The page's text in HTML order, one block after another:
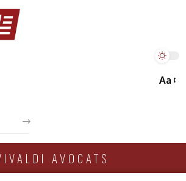
Aa
AVOCATS